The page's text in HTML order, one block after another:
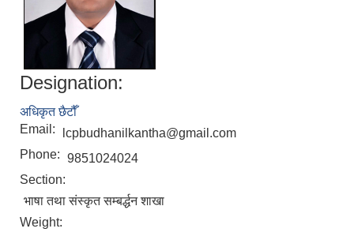
Designation:
अधिकृत छैटौँ
Email:
lcpbudhanilkantha@gmail.com
Phone: 9851024024
Section:
भाषा तथा संस्कृत सम्बर्द्धन शाखा
Weight: